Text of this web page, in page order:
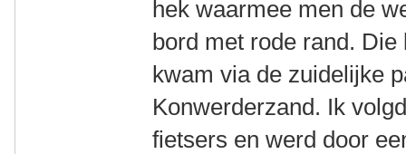
hek waarmee men de
bord met rode rand.
kwam via de zuidelijke
Konwerderzand. Ik
fietsers en werd door